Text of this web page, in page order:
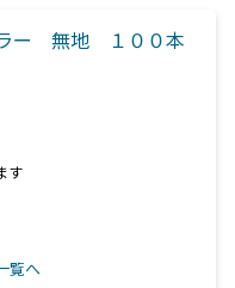
ー 無地 １００本
す
覧へ